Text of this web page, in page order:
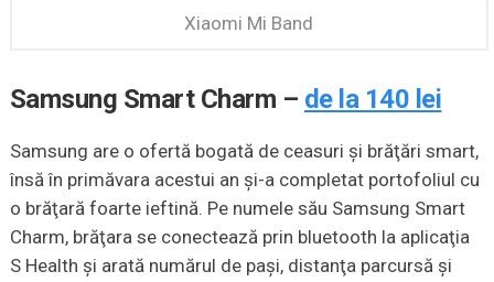
Xiaomi Mi Band
Samsung Smart Charm – de la 140 lei
Samsung are o ofertă bogată de ceasuri şi brăţări smart,
însă în primăvara acestui an şi-a completat portofoliul cu
o brăţară foarte ieftină. Pe numele său Samsung Smart
Charm, brăţara se conectează prin bluetooth la aplicaţia
S Health şi arată numărul de paşi, distanţa parcursă şi